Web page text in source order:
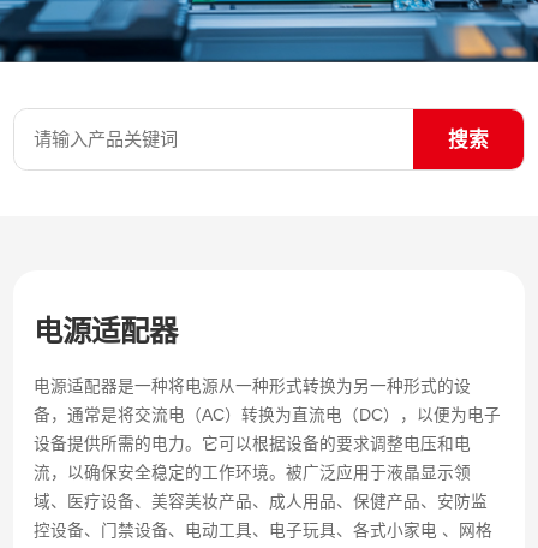
搜索
电源适配器
电源适配器是一种将电源从一种形式转换为另一种形式的设
备，通常是将交流电（AC）转换为直流电（DC），以便为电子
设备提供所需的电力。它可以根据设备的要求调整电压和电
流，以确保安全稳定的工作环境。被广泛应用于液晶显示领
域、医疗设备、美容美妆产品、成人用品、保健产品、安防监
控设备、门禁设备、电动工具、电子玩具、各式小家电 、网格